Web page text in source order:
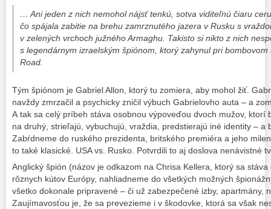
… Ani jeden z nich nemohol nájsť tenkú, sotva viditeľnú čiaru
čo spájala zabitie na brehu zamrznutého jazera v Rusku s
v zelených vrchoch južného Armaghu. Takisto si nikto z nich
s legendárnym izraelským špiónom, ktorý zahynul pri
Road.
Tým špiónom je Gabriel Allon, ktorý tu zomiera, aby mohol žiť.
navždy zmrzačil a psychicky zničil výbuch Gabrielovho auta – a
A tak sa celý príbeh stáva osobnou výpoveďou dvoch mužov, ktorí
na druhý, strieľajú, vybuchujú, vraždia, predstierajú iné identity – a
Zabŕdneme do ruského prezidenta, britského premiéra a jeho
to také klasické. USA vs. Rusko. Potvrdili to aj doslova nenávistné
Anglický špión (názov je odkazom na Chrisa Kellera, ktorý sa
rôznych kútov Európy, nahliadneme do všetkých možných
všetko dokonale pripravené – či už zabezpečené izby, apartmány,
Zaujímavosťou je, že sa prevezieme i v škodovke, ktorá sa však